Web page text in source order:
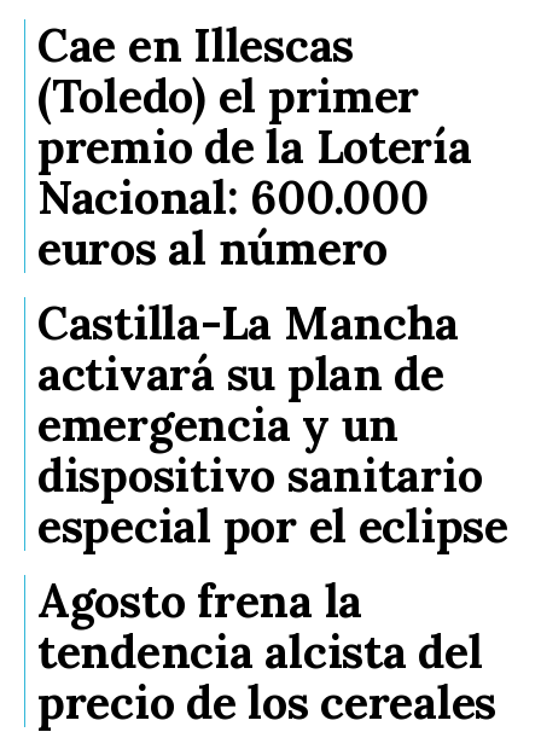
Cae en Illescas
(Toledo) el primer
premio de la Lotería
Nacional: 600.000
euros al número
Castilla-La Mancha
activará su plan de
emergencia y un
dispositivo sanitario
especial por el eclipse
Agosto frena la
tendencia alcista del
precio de los cereales